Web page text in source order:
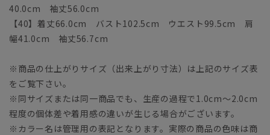
40.0cm 袖丈56.0cm
【40】着丈66.0cm バスト102.5cm ウエスト99.5cm 肩
幅41.0cm 袖丈56.7cm
※商品の仕上がりサイズ（出来上がり寸法）は上記のサイズ表
をご覧下さい。
※同サイズまたは同一商品でも、生産の過程で1.0cm～2.0cm
程度の個体差や着用感の違いが生じる場合がございます。
※カラー名は管理用の表記となります。実際の商品の色味は商